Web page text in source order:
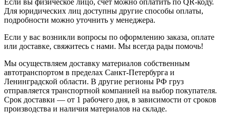
Если вы физическое лицо, счёт можно оплатить по QR-коду.
Для юридических лиц доступны другие способы оплаты,
подробности можно уточнить у менеджера.
Если у вас возникли вопросы по оформлению заказа, оплате
или доставке, свяжитесь с нами. Мы всегда рады помочь!
Мы осуществляем доставку материалов собственным
автотранспортом в пределах Санкт-Петербурга и
Ленинградской области. В другие регионы РФ груз
отправляется транспортной компанией на выбор покупателя.
Срок доставки — от 1 рабочего дня, в зависимости от сроков
производства и наличия материалов на складе.